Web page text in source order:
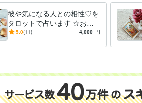
彼や気になる人との相性♡を
タロットで占います ☆お相
手との今現在の相性をタロッ
5.0(11) 4,000 円